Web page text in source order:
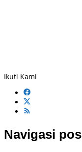
Ikuti Kami
Navigasi pos